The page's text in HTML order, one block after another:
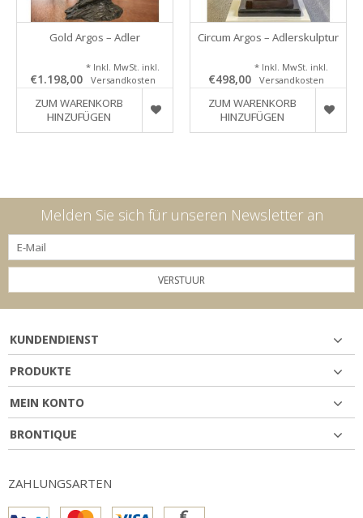
Gold Argos – Adler
€1.198,00
* Inkl. MwSt. inkl.
Versandkosten
ZUM WARENKORB
HINZUFÜGEN
Circum Argos – Adlerskulptur
€498,00
* Inkl. MwSt. inkl.
Versandkosten
ZUM WARENKORB
HINZUFÜGEN
Melden Sie sich für unseren Newsletter an
VERSTUUR
KUNDENDIENST
PRODUKTE
MEIN KONTO
BRONTIQUE
ZAHLUNGSARTEN